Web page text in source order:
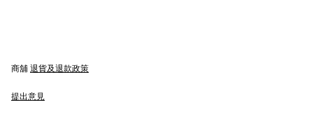
商舖 退貨及退款政策
提出意見